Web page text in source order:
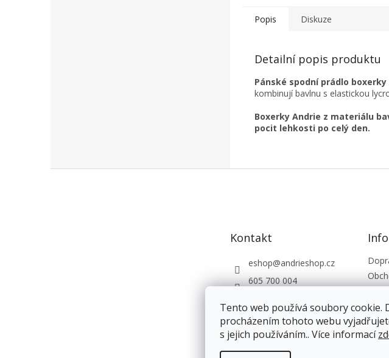
Tento web používá soubory cookie.
procházením tohoto webu
s jejich používáním.. Více informací
Popis Diskuze
Detailní popis produktu
Pánské spodní prádlo
kombinují bavlnu s elastickou
Boxerky Andrie z materiálu
pocit lehkosti po celý den.
Kontakt
eshop@andrieshop.cz
605 700 004